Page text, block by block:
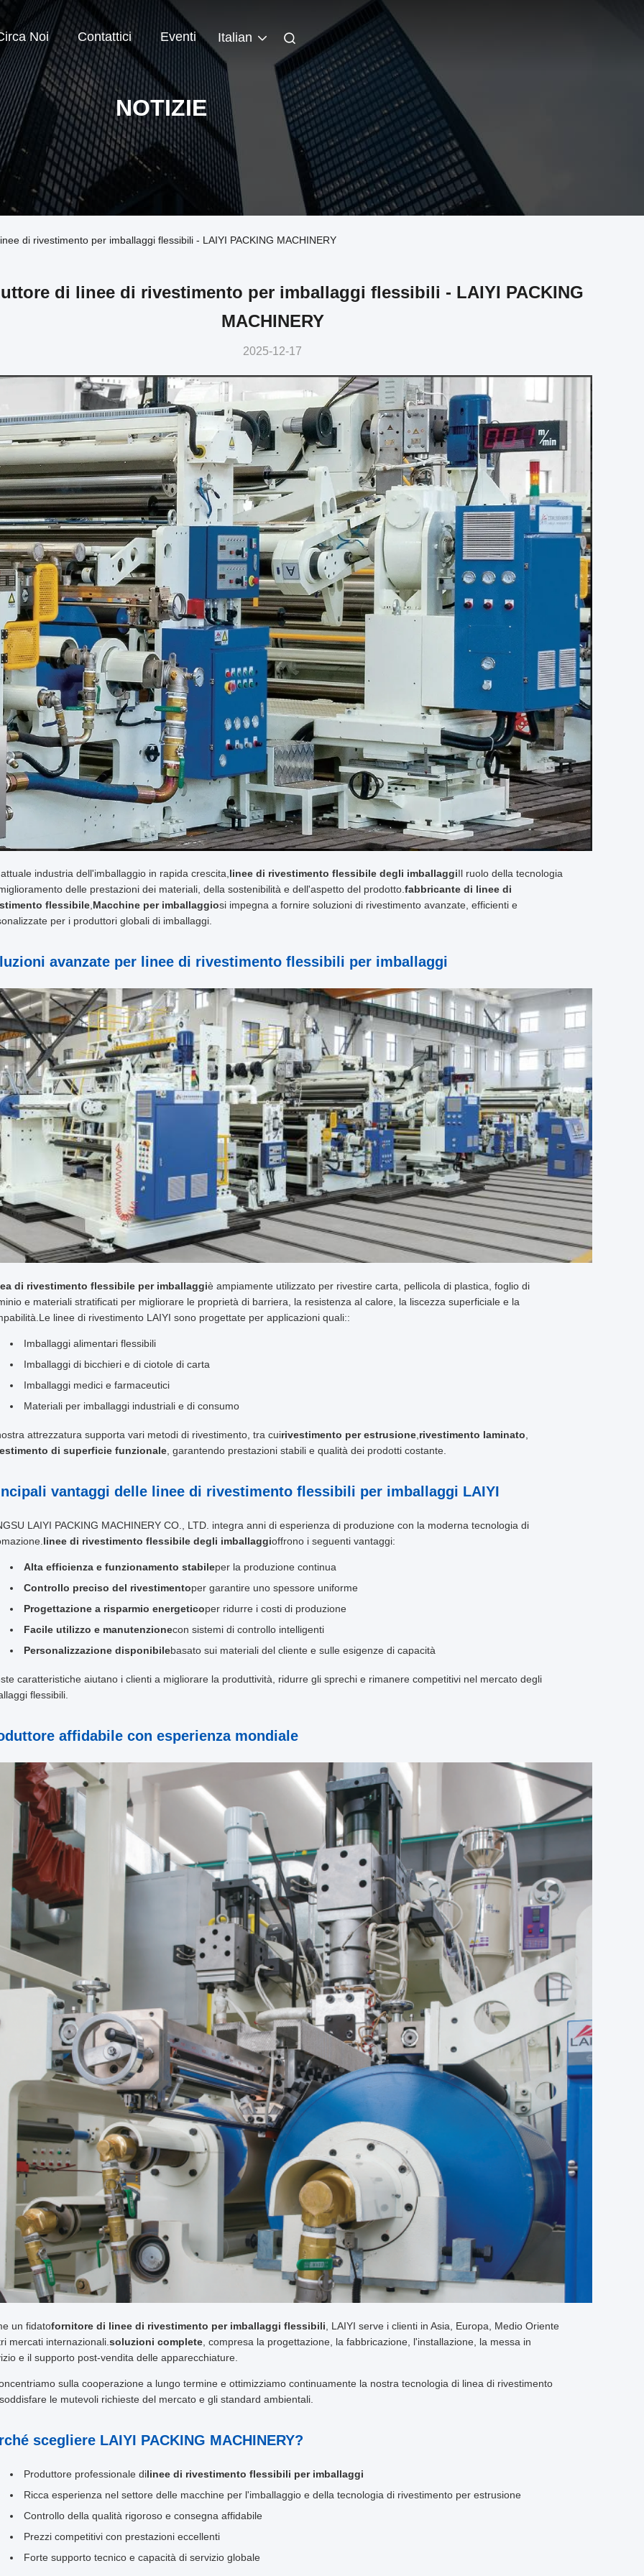
Noi Contattici Eventi Italian
NOTIZIE
di rivestimento per imballaggi flessibili - LAIYI PACKING MACHINERY
di linee di rivestimento per imballaggi flessibili - LAIYI PACKING
MACHINERY
2025-12-17
industria dell'imballaggio in rapida crescita,linee di rivestimento flessibile degli imballaggiIl ruolo della tecnologia
delle prestazioni dei materiali, della sostenibilità e dell'aspetto del prodotto.fabbricante di linee di
flessibile,Macchine per imballaggiosi impegna a fornire soluzioni di rivestimento avanzate, efficienti e
per i produttori globali di imballaggi.
avanzate per linee di rivestimento flessibili per imballaggi
di rivestimento flessibile per imballaggiè ampiamente utilizzato per rivestire carta, pellicola di plastica, foglio di
e materiali stratificati per migliorare le proprietà di barriera, la resistenza al calore, la liscezza superficiale e la
linee di rivestimento LAIYI sono progettate per applicazioni quali::
Imballaggi alimentari flessibili
Imballaggi di bicchieri e di ciotole di carta
Imballaggi medici e farmaceutici
Materiali per imballaggi industriali e di consumo
attrezzatura supporta vari metodi di rivestimento, tra cuirivestimento per estrusione,rivestimento laminato,
di superficie funzionale, garantendo prestazioni stabili e qualità dei prodotti costante.
vantaggi delle linee di rivestimento flessibili per imballaggi LAIYI
LAIYI PACKING MACHINERY CO., LTD. integra anni di esperienza di produzione con la moderna tecnologia di
linee di rivestimento flessibile degli imballaggioffrono i seguenti vantaggi:
Alta efficienza e funzionamento stabileper la produzione continua
Controllo preciso del rivestimentoper garantire uno spessore uniforme
Progettazione a risparmio energeticoper ridurre i costi di produzione
Facile utilizzo e manutenzionecon sistemi di controllo intelligenti
Personalizzazione disponibilebasato sui materiali del cliente e sulle esigenze di capacità
caratteristiche aiutano i clienti a migliorare la produttività, ridurre gli sprechi e rimanere competitivi nel mercato degli
flessibili.
affidabile con esperienza mondiale
un fidatofornitore di linee di rivestimento per imballaggi flessibili , LAIYI serve i clienti in Asia, Europa, Medio Oriente
mercati internazionali. soluzioni complete , compresa la progettazione, la fabbricazione, l'installazione, la messa in
e il supporto post-vendita delle apparecchiature.
sulla cooperazione a lungo termine e ottimizziamo continuamente la nostra tecnologia di linea di rivestimento
le mutevoli richieste del mercato e gli standard ambientali.
scegliere LAIYI PACKING MACHINERY?
Produttore professionale dilinee di rivestimento flessibili per imballaggi
Ricca esperienza nel settore delle macchine per l'imballaggio e della tecnologia di rivestimento per estrusione
Controllo della qualità rigoroso e consegna affidabile
Prezzi competitivi con prestazioni eccellenti
Forte supporto tecnico e capacità di servizio globale